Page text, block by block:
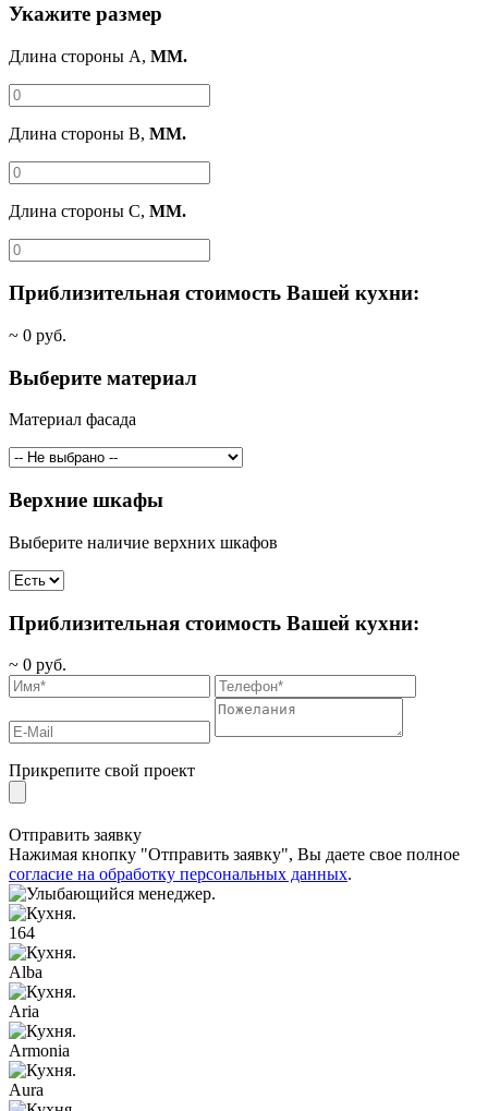
Укажите размер
Длина стороны A, ММ.
Длина стороны B, ММ.
Длина стороны C, ММ.
Приблизительная стоимость Вашей кухни:
~ 0 руб.
Выберите материал
Материал фасада
Верхние шкафы
Выберите наличие верхних шкафов
Приблизительная стоимость Вашей кухни:
~ 0 руб.
Прикрепите свой проект
Отправить заявку
Нажимая кнопку "Отправить заявку", Вы даете свое полное
согласие на обработку персональных данных.
164
Alba
Aria
Armonia
Aura